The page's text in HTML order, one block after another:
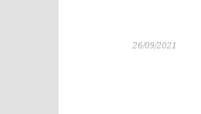
26/09/2021